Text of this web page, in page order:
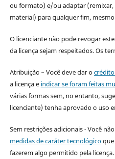
ou formato) e/ou adaptar
material) para qualquer fim,
O licenciante não pode revogar
da licença sejam respeitados. Os
Atribuição – Você deve dar o
a licença e indicar se foram feitas
várias formas sem, no entanto,
licenciante) tenha aprovado o uso
Sem restrições adicionais - Você
medidas de caráter tecnológicoque
fazerem algo permitido pela licença.